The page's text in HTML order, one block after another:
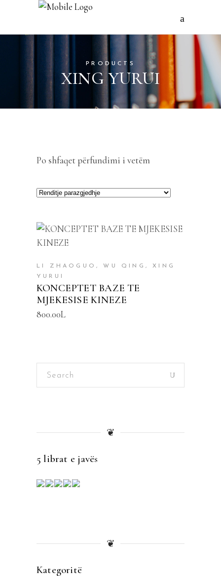
PRODUCTS
XING YURUI
Po shfaqet përfundimi i vetëm
SHTOJE NË SHPORTË
LI ZHAOGUO, WU QING, XING
YURUI
KONCEPTET BAZE TE
MJEKESISE KINEZE
800.00L
Search
❦
5 librat e javës
❦
Kategoritë